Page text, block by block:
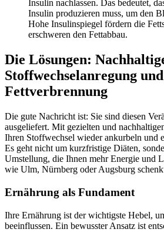
Insulin nachlassen. Das bedeutet,
Insulin produzieren muss, um den
Hohe Insulinspiegel fördern die
erschweren den Fettabbau.
Die Lösungen:
Stoffwechselanregung und
Fettverbrennung
Die gute Nachricht ist: Sie sind diesen
ausgeliefert. Mit gezielten und
Ihren Stoffwechsel wieder ankurbeln und
Es geht nicht um kurzfristige Diäten,
Umstellung, die Ihnen mehr Energie und
wie Ulm, Nürnberg oder Augsburg
Ernährung als Fundament
Ihre Ernährung ist der wichtigste Hebel,
beeinflussen. Ein bewusster Ansatz ist